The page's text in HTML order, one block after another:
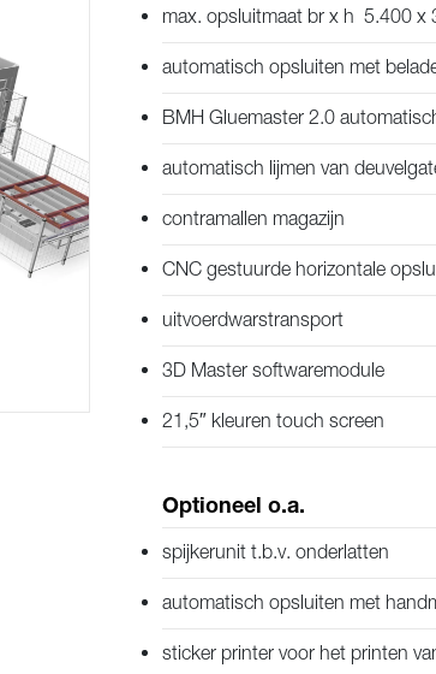
max. opsluitmaat br x h 5.400 x
automatisch opsluiten met
BMH Gluemaster 2.0
automatisch lijmen van
contramallen magazijn
CNC gestuurde horizontale
uitvoerdwarstransport
3D Master softwaremodule
21,5″ kleuren touch screen
Optioneel o.a.
spijkerunit t.b.v. onderlatten
automatisch opsluiten met
sticker printer voor het printen